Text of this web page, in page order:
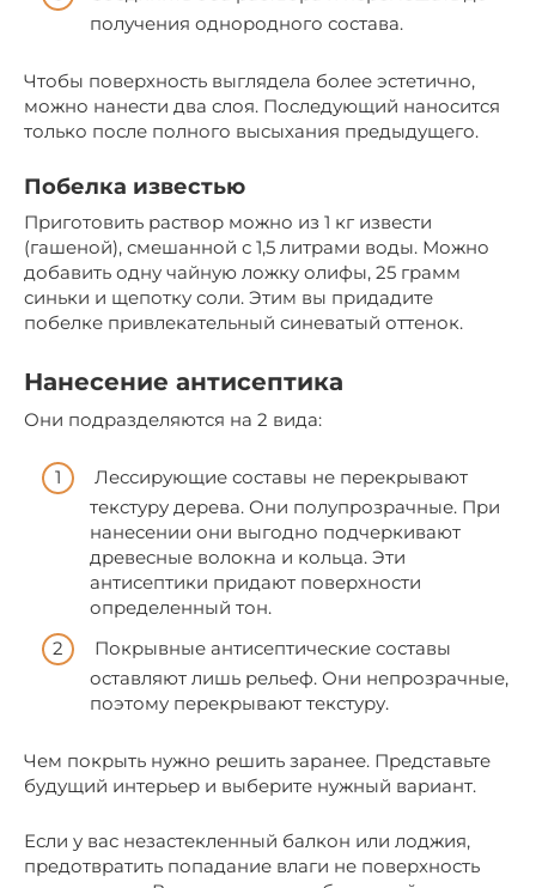
получения однородного состава.
Чтобы поверхность выглядела более эстетично,
можно нанести два слоя. Последующий наносится
только после полного высыхания предыдущего.
Побелка известью
Приготовить раствор можно из 1 кг извести
(гашеной), смешанной с 1,5 литрами воды. Можно
добавить одну чайную ложку олифы, 25 грамм
синьки и щепотку соли. Этим вы придадите
побелке привлекательный синеватый оттенок.
Нанесение антисептика
Они подразделяются на 2 вида:
Лессирующие составы не перекрывают
текстуру дерева. Они полупрозрачные. При
нанесении они выгодно подчеркивают
древесные волокна и кольца. Эти
антисептики придают поверхности
определенный тон.
Покрывные антисептические составы
оставляют лишь рельеф. Они непрозрачные,
поэтому перекрывают текстуру.
Чем покрыть нужно решить заранее. Представьте
будущий интерьер и выберите нужный вариант.
Если у вас незастекленный балкон или лоджия,
предотвратить попадание влаги не поверхность